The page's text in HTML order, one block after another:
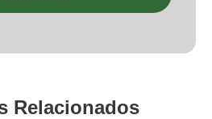
Relacionados